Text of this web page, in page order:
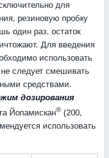
для
резиновую пробку
один раз, остаток
Для введения
использовать
следует смешивать
средствами.
дозирования
Йопамискан® (200,
использовать